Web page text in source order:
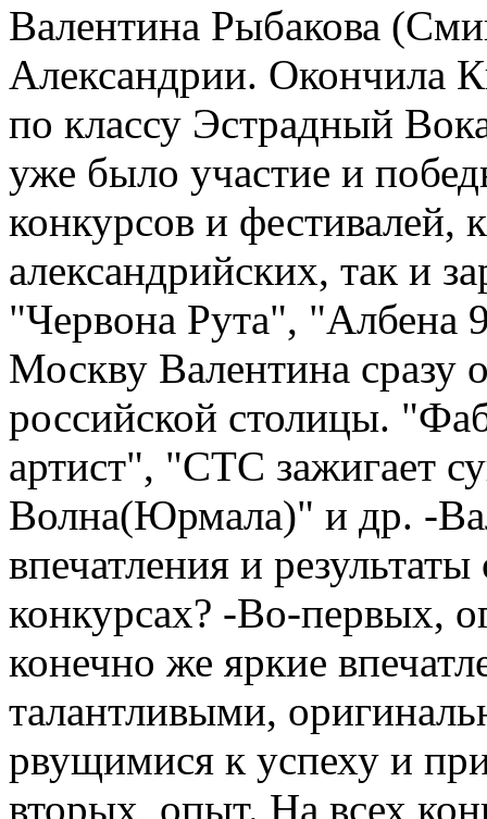
Валентина Рыбакова
Александрии. Окончила
по классу Эстрадный
уже было участие и
конкурсов и фестивалей,
александрийских, так и
"Червона Рута", "Албена
Москву Валентина сразу
российской столицы.
артист", "СТС зажигает
Волна(Юрмала)" и др. -
впечатления и
конкурсах? -Во-первых,
конечно же яркие
талантливыми,
рвущимися к успеху и
вторых, опыт. На всех